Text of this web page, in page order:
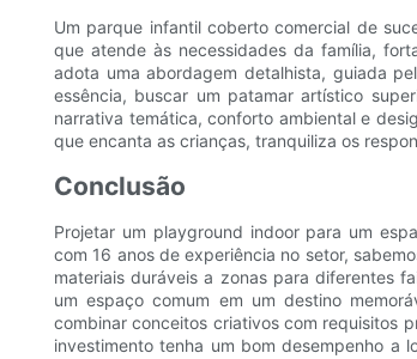
Um parque infantil coberto comercial de
que atende às necessidades da família,
adota uma abordagem detalhista, guiada
essência, buscar um patamar artístico
narrativa temática, conforto ambiental e
que encanta as crianças, tranquiliza os
Conclusão
Projetar um playground indoor para um
com 16 anos de experiência no setor,
materiais duráveis ​​a zonas para diferentes
um espaço comum em um destino
combinar conceitos criativos com requisitos
investimento tenha um bom desempenho a